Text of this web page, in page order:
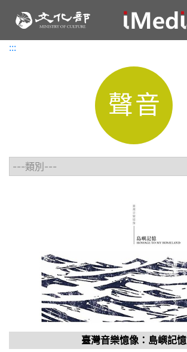
:::
:::
聲音
臺灣音樂憶像：島嶼記憶